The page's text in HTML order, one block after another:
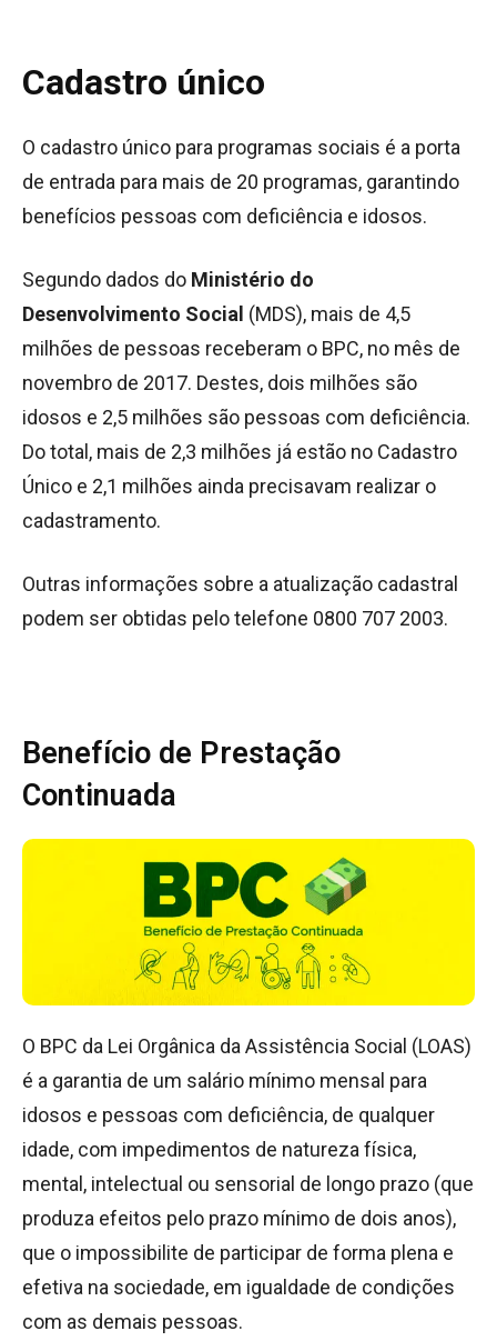
Cadastro único
O cadastro único para programas sociais é a porta
de entrada para mais de 20 programas, garantindo
benefícios pessoas com deficiência e idosos.
Segundo dados do Ministério do
Desenvolvimento Social (MDS), mais de 4,5
milhões de pessoas receberam o BPC, no mês de
novembro de 2017. Destes, dois milhões são
idosos e 2,5 milhões são pessoas com deficiência.
Do total, mais de 2,3 milhões já estão no Cadastro
Único e 2,1 milhões ainda precisavam realizar o
cadastramento.
Outras informações sobre a atualização cadastral
podem ser obtidas pelo telefone 0800 707 2003.
Benefício de Prestação
Continuada
O BPC da Lei Orgânica da Assistência Social (LOAS)
é a garantia de um salário mínimo mensal para
idosos e pessoas com deficiência, de qualquer
idade, com impedimentos de natureza física,
mental, intelectual ou sensorial de longo prazo (que
produza efeitos pelo prazo mínimo de dois anos),
que o impossibilite de participar de forma plena e
efetiva na sociedade, em igualdade de condições
com as demais pessoas.